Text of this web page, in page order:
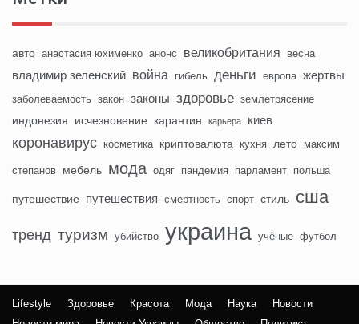
авто анастасия юхименко анонс великобритания весна
владимир зеленский война гибель деньги европа жертвы
заболеваемость закон законы здоровье землетрясение
индонезия исчезновение карантин карьера киев
коронавирус косметика криптовалюта кухня лето максим
степанов мебель мода одяг пандемия парламент польша
путешествие путешествия смертность спорт стиль сша
тренд туризм убийство украина учёные футбол
Lifestyle Здоровье Красота Мода Наука
Новости